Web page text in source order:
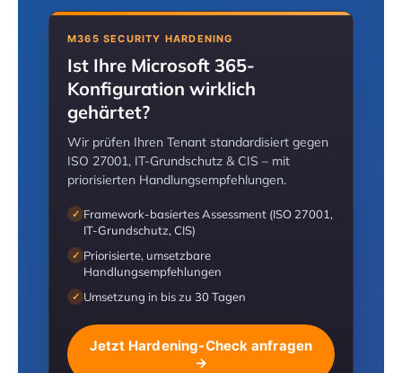
M365 SECURITY HARDENING
Ist Ihre Microsoft 365-
Konfiguration wirklich
gehärtet?
Wir prüfen Ihren Tenant standardisiert gegen
ISO 27001, IT-Grundschutz & CIS – mit
priorisierten Handlungsempfehlungen.
✓ Framework-basiertes Assessment (ISO 27001,
IT-Grundschutz, CIS)
✓ Priorisierte, umsetzbare
Handlungsempfehlungen
✓ Umsetzung in bis zu 30 Tagen
Jetzt Hardening-Check anfragen
→